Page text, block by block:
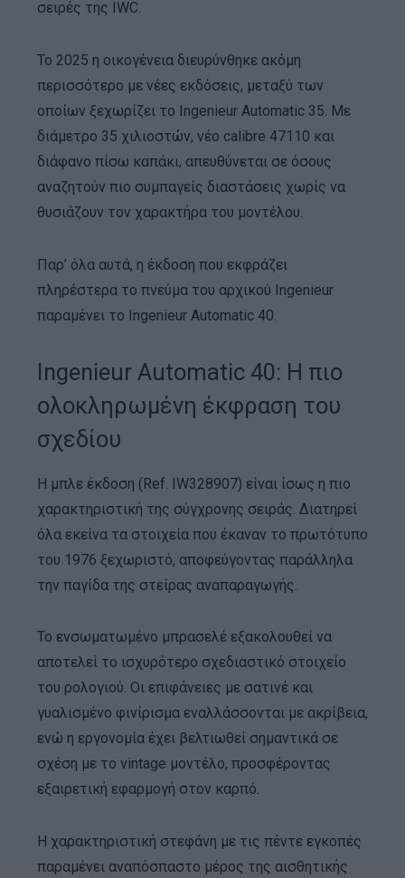
σειρές της IWC.
Το 2025 η οικογένεια διευρύνθηκε ακόμη
περισσότερο με νέες εκδόσεις, μεταξύ των
οποίων ξεχωρίζει το Ingenieur Automatic 35. Με
διάμετρο 35 χιλιοστών, νέο calibre 47110 και
διάφανο πίσω καπάκι, απευθύνεται σε όσους
αναζητούν πιο συμπαγείς διαστάσεις χωρίς να
θυσιάζουν τον χαρακτήρα του μοντέλου.
Παρ’ όλα αυτά, η έκδοση που εκφράζει
πληρέστερα το πνεύμα του αρχικού Ingenieur
παραμένει το Ingenieur Automatic 40.
Ingenieur Automatic 40: Η πιο
ολοκληρωμένη έκφραση του
σχεδίου
Η μπλε έκδοση (Ref. IW328907) είναι ίσως η πιο
χαρακτηριστική της σύγχρονης σειράς. Διατηρεί
όλα εκείνα τα στοιχεία που έκαναν το πρωτότυπο
του 1976 ξεχωριστό, αποφεύγοντας παράλληλα
την παγίδα της στείρας αναπαραγωγής.
Το ενσωματωμένο μπρασελέ εξακολουθεί να
αποτελεί το ισχυρότερο σχεδιαστικό στοιχείο
του ρολογιού. Οι επιφάνειες με σατινέ και
γυαλισμένο φινίρισμα εναλλάσσονται με ακρίβεια,
ενώ η εργονομία έχει βελτιωθεί σημαντικά σε
σχέση με το vintage μοντέλο, προσφέροντας
εξαιρετική εφαρμογή στον καρπό.
Η χαρακτηριστική στεφάνη με τις πέντε εγκοπές
παραμένει αναπόσπαστο μέρος της αισθητικής